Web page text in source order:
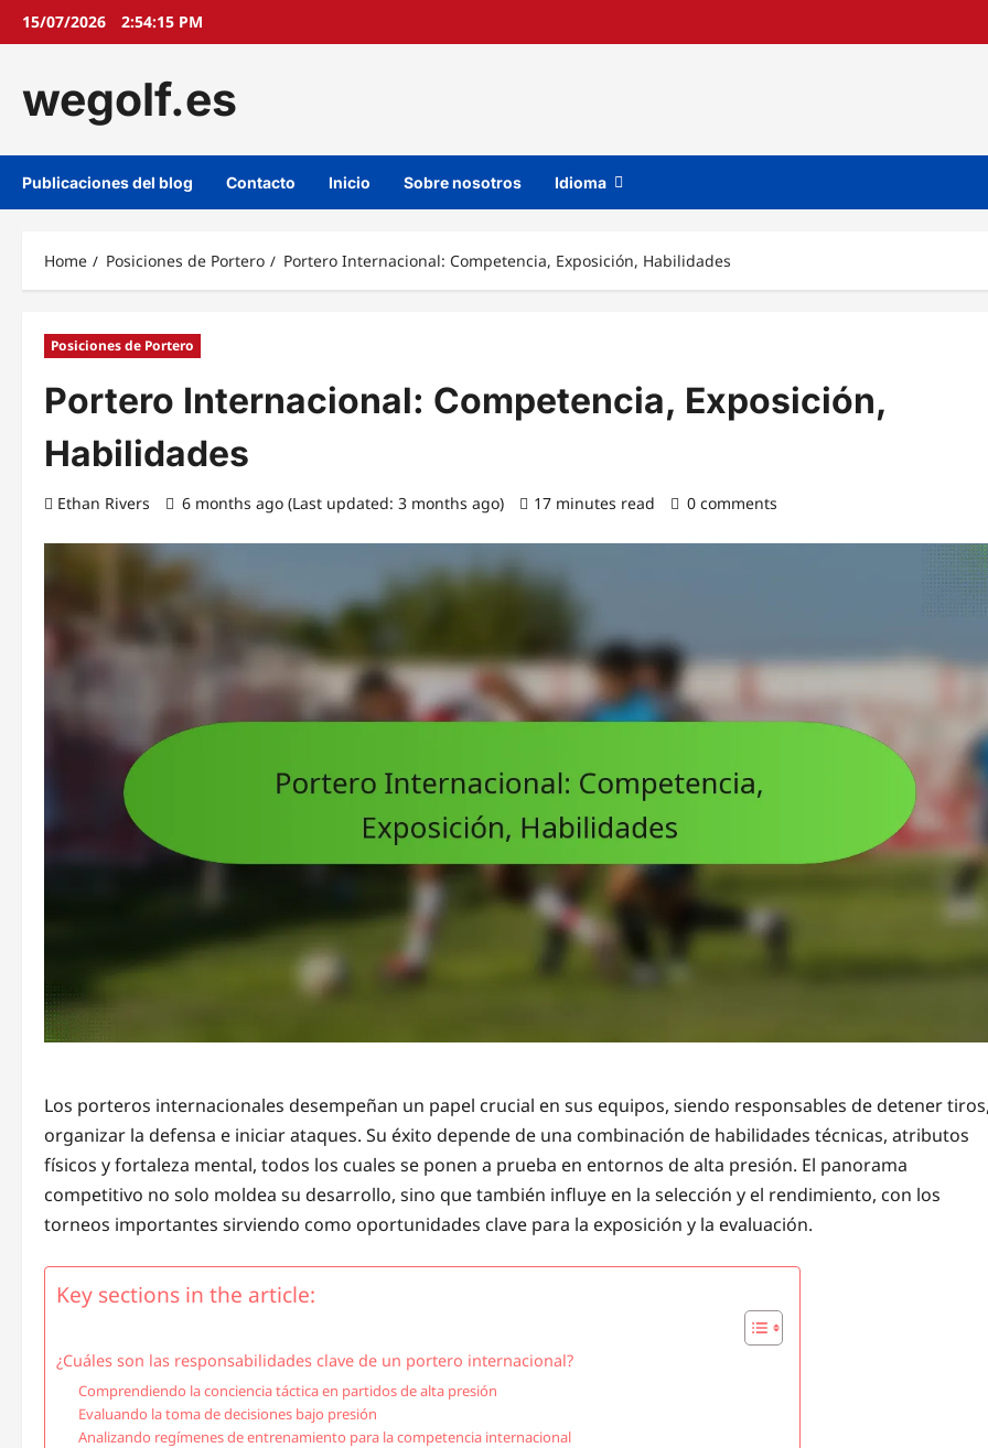
Skip15/07/2026 2:54:16 PM
wegolf.es
Publicaciones del blog Contacto Inicio Sobre nosotros Idioma
Home Posiciones de Portero Portero Internacional: Competencia, Exposición, Habilidades
Posiciones de Portero
Portero Internacional: Competencia, Exposición,
Habilidades
Ethan Rivers 6 months ago (Last updated: 3 months ago) 17 minutes read 0 comments
Los porteros internacionales desempeñan un papel crucial en sus equipos, siendo responsables de detener tiros,
organizar la defensa e iniciar ataques. Su éxito depende de una combinación de habilidades técnicas, atributos
físicos y fortaleza mental, todos los cuales se ponen a prueba en entornos de alta presión. El panorama
competitivo no solo moldea su desarrollo, sino que también influye en la selección y el rendimiento, con los
torneos importantes sirviendo como oportunidades clave para la exposición y la evaluación.
Key sections in the article:
¿Cuáles son las responsabilidades clave de un portero internacional?
Comprendiendo la conciencia táctica en partidos de alta presión
Evaluando la toma de decisiones bajo presión
Analizando regímenes de entrenamiento para la competencia internacional